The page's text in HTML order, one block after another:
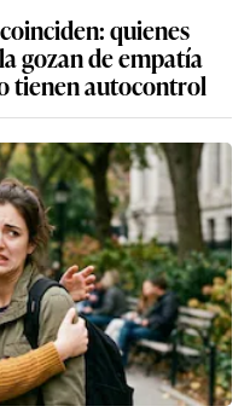
quienes
gozan de empatía
tienen autocontrol